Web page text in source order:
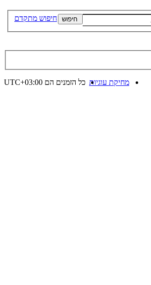
חיפוש חיפוש מתקדם
כל הזמנים הם UTC+03:00 מחיקת עוגיות